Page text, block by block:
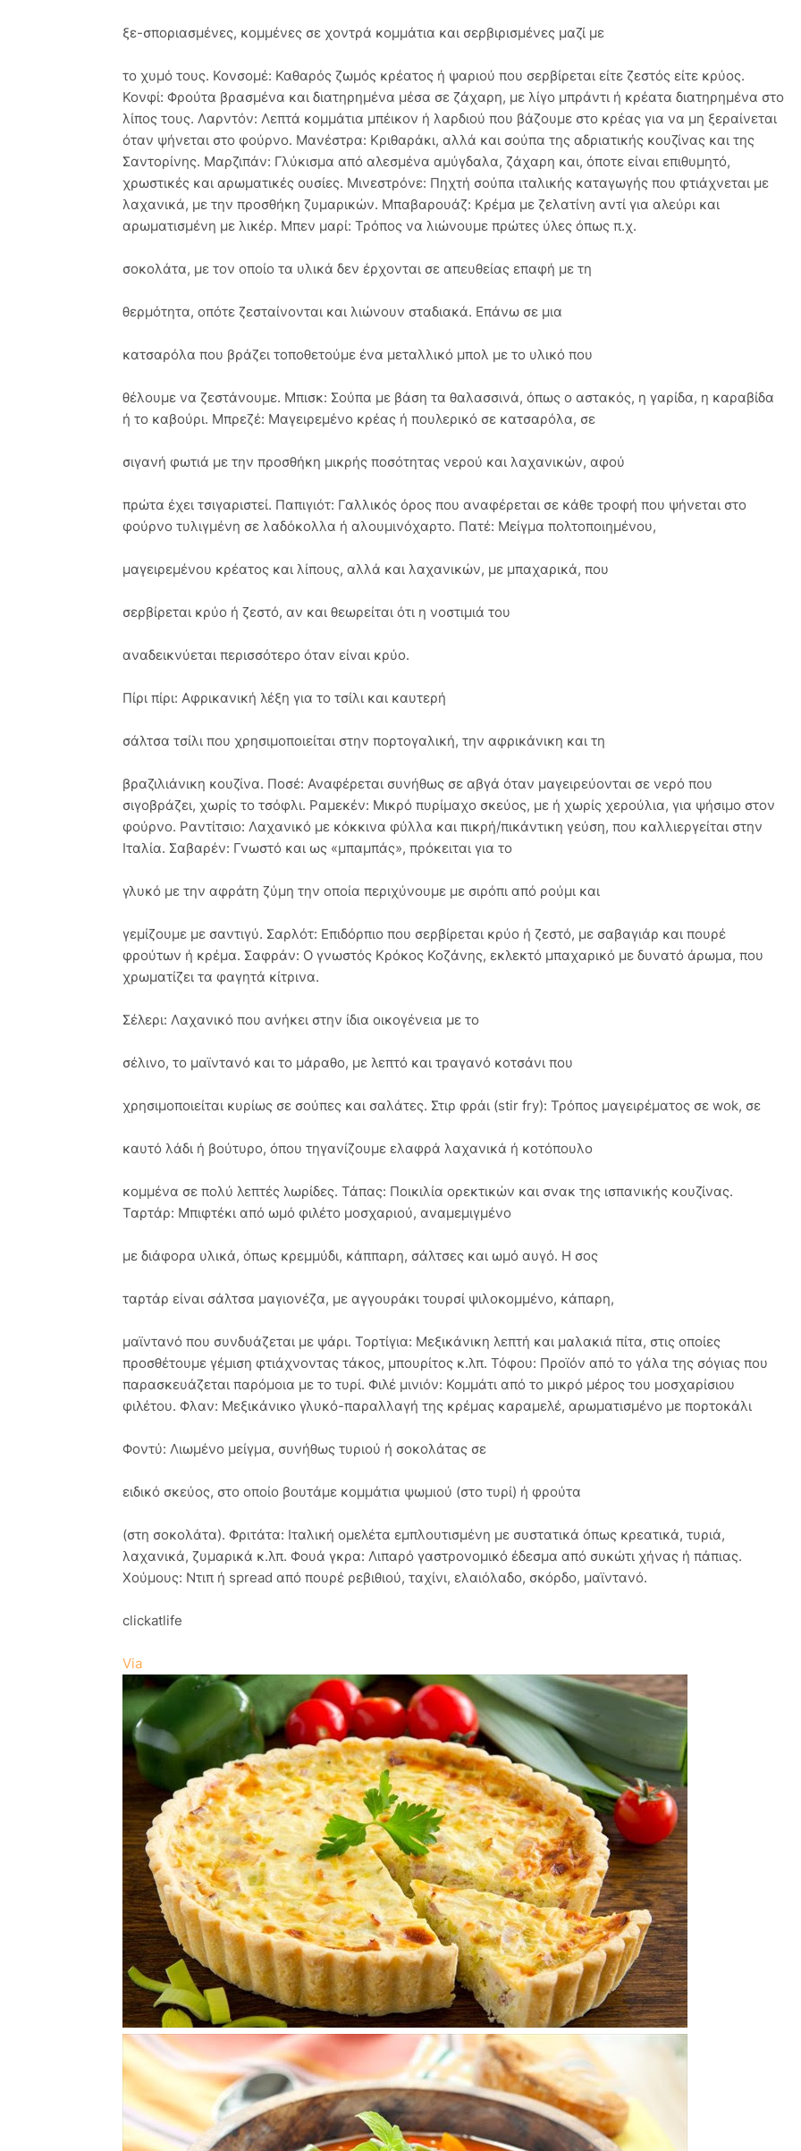
ξε-σποριασμένες, κομμένες σε χοντρά κομμάτια και σερβιρισμένες μαζί με
το χυμό τους. Κονσομέ: Καθαρός ζωμός κρέατος ή ψαριού που σερβίρεται είτε ζεστός είτε κρύος.
Κονφί: Φρούτα βρασμένα και διατηρημένα μέσα σε ζάχαρη, με λίγο μπράντι ή κρέατα διατηρημένα στο
λίπος τους. Λαρντόν: Λεπτά κομμάτια μπέικον ή λαρδιού που βάζουμε στο κρέας για να μη ξεραίνεται
όταν ψήνεται στο φούρνο. Μανέστρα: Κριθαράκι, αλλά και σούπα της αδριατικής κουζίνας και της
Σαντορίνης. Μαρζιπάν: Γλύκισμα από αλεσμένα αμύγδαλα, ζάχαρη και, όποτε είναι επιθυμητό,
χρωστικές και αρωματικές ουσίες. Μινεστρόνε: Πηχτή σούπα ιταλικής καταγωγής που φτιάχνεται με
λαχανικά, με την προσθήκη ζυμαρικών. Μπαβαρουάζ: Κρέμα με ζελατίνη αντί για αλεύρι και
αρωματισμένη με λικέρ. Μπεν μαρί: Τρόπος να λιώνουμε πρώτες ύλες όπως π.χ.
σοκολάτα, με τον οποίο τα υλικά δεν έρχονται σε απευθείας επαφή με τη
θερμότητα, οπότε ζεσταίνονται και λιώνουν σταδιακά. Επάνω σε μια
κατσαρόλα που βράζει τοποθετούμε ένα μεταλλικό μπολ με το υλικό που
θέλουμε να ζεστάνουμε. Μπισκ: Σούπα με βάση τα θαλασσινά, όπως ο αστακός, η γαρίδα, η καραβίδα
ή το καβούρι. Μπρεζέ: Μαγειρεμένο κρέας ή πουλερικό σε κατσαρόλα, σε
σιγανή φωτιά με την προσθήκη μικρής ποσότητας νερού και λαχανικών, αφού
πρώτα έχει τσιγαριστεί. Παπιγιότ: Γαλλικός όρος που αναφέρεται σε κάθε τροφή που ψήνεται στο
φούρνο τυλιγμένη σε λαδόκολλα ή αλουμινόχαρτο. Πατέ: Μείγμα πολτοποιημένου,
μαγειρεμένου κρέατος και λίπους, αλλά και λαχανικών, με μπαχαρικά, που
σερβίρεται κρύο ή ζεστό, αν και θεωρείται ότι η νοστιμιά του
αναδεικνύεται περισσότερο όταν είναι κρύο.
Πίρι πίρι: Αφρικανική λέξη για το τσίλι και καυτερή
σάλτσα τσίλι που χρησιμοποιείται στην πορτογαλική, την αφρικάνικη και τη
βραζιλιάνικη κουζίνα. Ποσέ: Αναφέρεται συνήθως σε αβγά όταν μαγειρεύονται σε νερό που
σιγοβράζει, χωρίς το τσόφλι. Ραμεκέν: Μικρό πυρίμαχο σκεύος, με ή χωρίς χερούλια, για ψήσιμο στον
φούρνο. Ραντίτσιο: Λαχανικό με κόκκινα φύλλα και πικρή/πικάντικη γεύση, που καλλιεργείται στην
Ιταλία. Σαβαρέν: Γνωστό και ως «μπαμπάς», πρόκειται για το
γλυκό με την αφράτη ζύμη την οποία περιχύνουμε με σιρόπι από ρούμι και
γεμίζουμε με σαντιγύ. Σαρλότ: Επιδόρπιο που σερβίρεται κρύο ή ζεστό, με σαβαγιάρ και πουρέ
φρούτων ή κρέμα. Σαφράν: Ο γνωστός Κρόκος Κοζάνης, εκλεκτό μπαχαρικό με δυνατό άρωμα, που
χρωματίζει τα φαγητά κίτρινα.
Σέλερι: Λαχανικό που ανήκει στην ίδια οικογένεια με το
σέλινο, το μαϊντανό και το μάραθο, με λεπτό και τραγανό κοτσάνι που
χρησιμοποιείται κυρίως σε σούπες και σαλάτες. Στιρ φράι (stir fry): Τρόπος μαγειρέματος σε wok, σε
καυτό λάδι ή βούτυρο, όπου τηγανίζουμε ελαφρά λαχανικά ή κοτόπουλο
κομμένα σε πολύ λεπτές λωρίδες. Τάπας: Ποικιλία ορεκτικών και σνακ της ισπανικής κουζίνας.
Ταρτάρ: Μπιφτέκι από ωμό φιλέτο μοσχαριού, αναμεμιγμένο
με διάφορα υλικά, όπως κρεμμύδι, κάππαρη, σάλτσες και ωμό αυγό. Η σος
ταρτάρ είναι σάλτσα μαγιονέζα, με αγγουράκι τουρσί ψιλοκομμένο, κάπαρη,
μαϊντανό που συνδυάζεται με ψάρι. Τορτίγια: Μεξικάνικη λεπτή και μαλακιά πίτα, στις οποίες
προσθέτουμε γέμιση φτιάχνοντας τάκος, μπουρίτος κ.λπ. Τόφου: Προϊόν από το γάλα της σόγιας που
παρασκευάζεται παρόμοια με το τυρί. Φιλέ μινιόν: Κομμάτι από το μικρό μέρος του μοσχαρίσιου
φιλέτου. Φλαν: Μεξικάνικο γλυκό-παραλλαγή της κρέμας καραμελέ, αρωματισμένο με πορτοκάλι
Φοντύ: Λιωμένο μείγμα, συνήθως τυριού ή σοκολάτας σε
ειδικό σκεύος, στο οποίο βουτάμε κομμάτια ψωμιού (στο τυρί) ή φρούτα
(στη σοκολάτα). Φριτάτα: Ιταλική ομελέτα εμπλουτισμένη με συστατικά όπως κρεατικά, τυριά,
λαχανικά, ζυμαρικά κ.λπ. Φουά γκρα: Λιπαρό γαστρονομικό έδεσμα από συκώτι χήνας ή πάπιας.
Χούμους: Ντιπ ή spread από πουρέ ρεβιθιού, ταχίνι, ελαιόλαδο, σκόρδο, μαϊντανό.
clickatlife
Via